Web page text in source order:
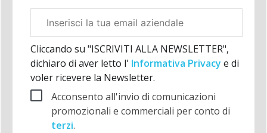
aziendale
Cliccando su "ISCRIVITI ALLA NEWSLETTER",
dichiaro di aver letto l' Informativa Privacy e di
voler ricevere la Newsletter.
Acconsento all'invio di comunicazioni
promozionali e commerciali per conto di
terzi.